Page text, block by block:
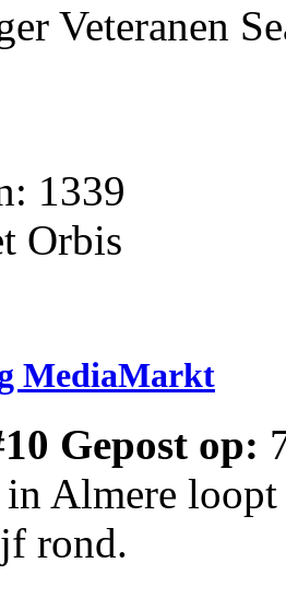
Veteranen
1339
Orbis
MediaMarkt
Gepost op:
Almere loopt
rond.